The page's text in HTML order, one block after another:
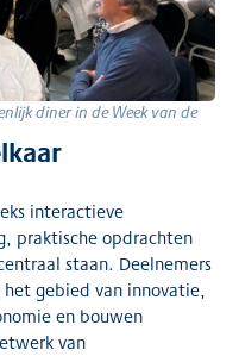
interactieve
praktische opdrachten
staan. Deelnemers
gebied van innovatie,
en bouwen
van
diner in de Week van de